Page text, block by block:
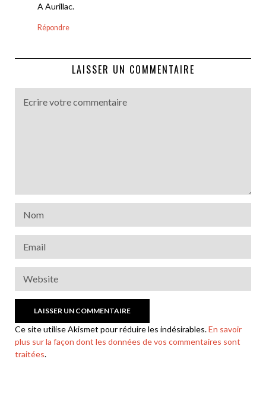
A Aurillac.
Répondre
LAISSER UN COMMENTAIRE
Ce site utilise Akismet pour réduire les indésirables.En savoir
plus sur la façon dont les données de vos commentaires sont
traitées.